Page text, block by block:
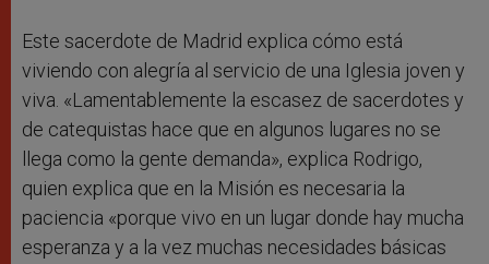
Este sacerdote de Madrid explica cómo está
viviendo con alegría al servicio de una Iglesia joven y
viva. «Lamentablemente la escasez de sacerdotes y
de catequistas hace que en algunos lugares no se
llega como la gente demanda», explica Rodrigo,
quien explica que en la Misión es necesaria la
paciencia «porque vivo en un lugar donde hay mucha
esperanza y a la vez muchas necesidades básicas